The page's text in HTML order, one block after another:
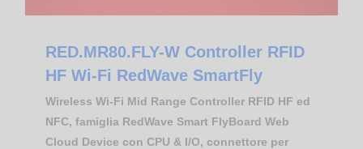
RED.MR80.FLY-W Controller RFID
HF Wi-Fi RedWave SmartFly
Wireless Wi-Fi Mid Range Controller RFID HF ed
NFC, famiglia RedWave Smart FlyBoard Web
Cloud Device con CPU & I/O, connettore per